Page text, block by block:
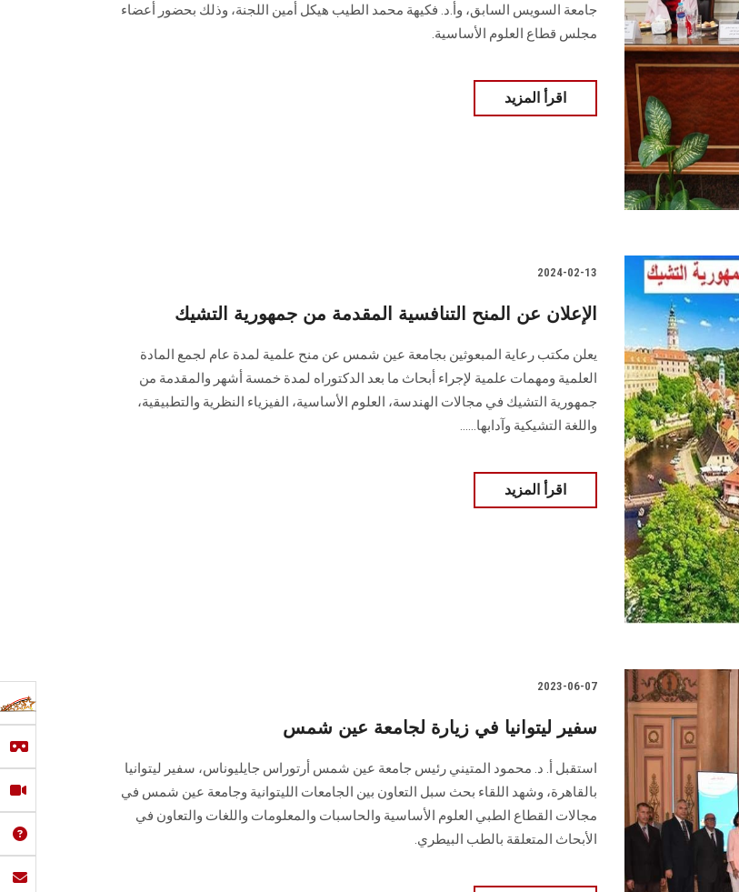
جامعة السويس السابق، وأ.د. فكيهة محمد الطيب هيكل أمين اللجنة، وذلك بحضور أعضاء
مجلس قطاع العلوم الأساسية.
اقرأ المزيد
2024-02-13
الإعلان عن المنح التنافسية المقدمة من جمهورية التشيك
يعلن مكتب رعاية المبعوثين بجامعة عين شمس عن ‏منح علمية لمدة عام لجمع المادة
العلمية ومهمات علمية لإجراء أبحاث ما بعد الدكتوراه لمدة ‏خمسة أشهر والمقدمة من
جمهورية التشيك في مجالات الهندسة، العلوم الأساسية، الفيزياء ‏النظرية والتطبيقية،
واللغة التشيكية وآدابها‎......
اقرأ المزيد
2023-06-07
سفير ليتوانيا في زيارة لجامعة عين شمس
استقبل أ. د. محمود المتيني رئيس جامعة عين شمس أرتوراس جايليوناس، سفير ليتوانيا
بالقاهرة، وشهد اللقاء بحث سبل التعاون بين الجامعات الليتوانية وجامعة عين شمس في
مجالات القطاع الطبي العلوم الأساسية والحاسبات والمعلومات واللغات والتعاون في
الأبحاث المتعلقة بالطب البيطري.